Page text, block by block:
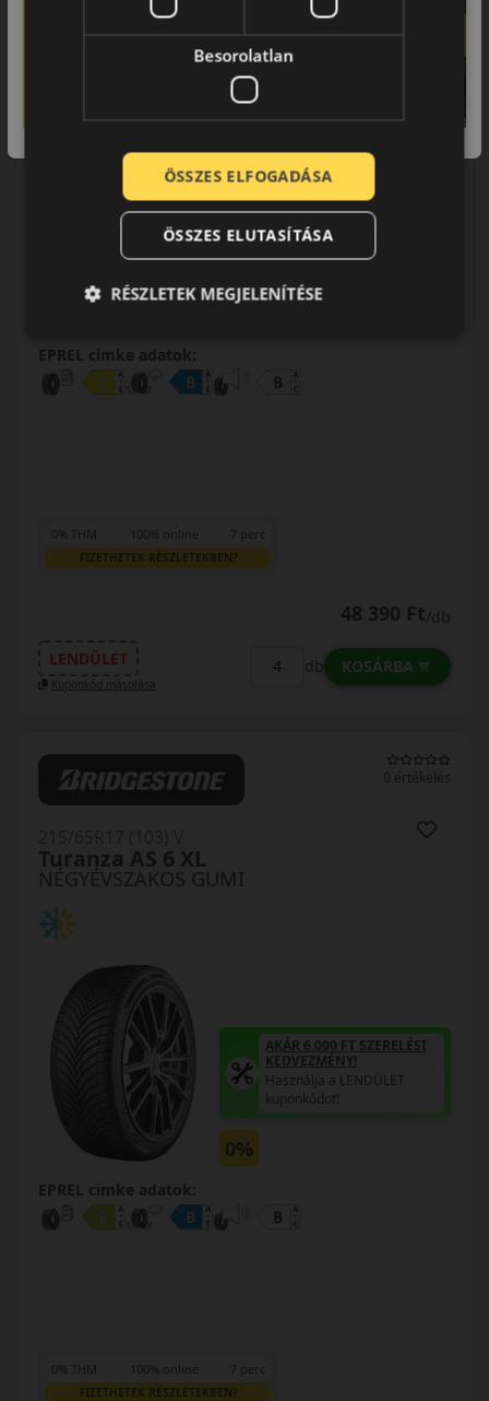
NÉGYÉVSZAKOS GUMI
Turanza AS 6 XL
AKÁR 6.000 FT SZERELÉSI
KEDVEZMÉNY!
Használja a LENDÜLET
kuponkódot!
EPREL cimke adatok:
0% THM 100% online 7 perc
FIZETHETEK RÉSZLETEKBEN?
48 390 Ft/db
LENDÜLET
Kuponkód másolása
db KOSÁRBA
0 értékelés
NÉGYÉVSZAKOS GUMI
Turanza AS 6 XL
AKÁR 6.000 FT SZERELÉSI
KEDVEZMÉNY!
Használja a LENDÜLET
kuponkódot!
0%
EPREL cimke adatok:
0% THM 100% online 7 perc
FIZETHETEK RÉSZLETEKBEN?
Besorolatlan
ÖSSZES ELFOGADÁSA
ÖSSZES ELUTASÍTÁSA
RÉSZLETEK MEGJELENÍTÉSE